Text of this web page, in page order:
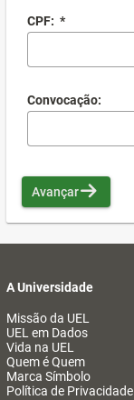
CPF: *
Convocação:
Avançar
A Universidade
Missão da UEL
UEL em Dados
Vida na UEL
Quem é Quem
Marca Símbolo
Política de Privacidade